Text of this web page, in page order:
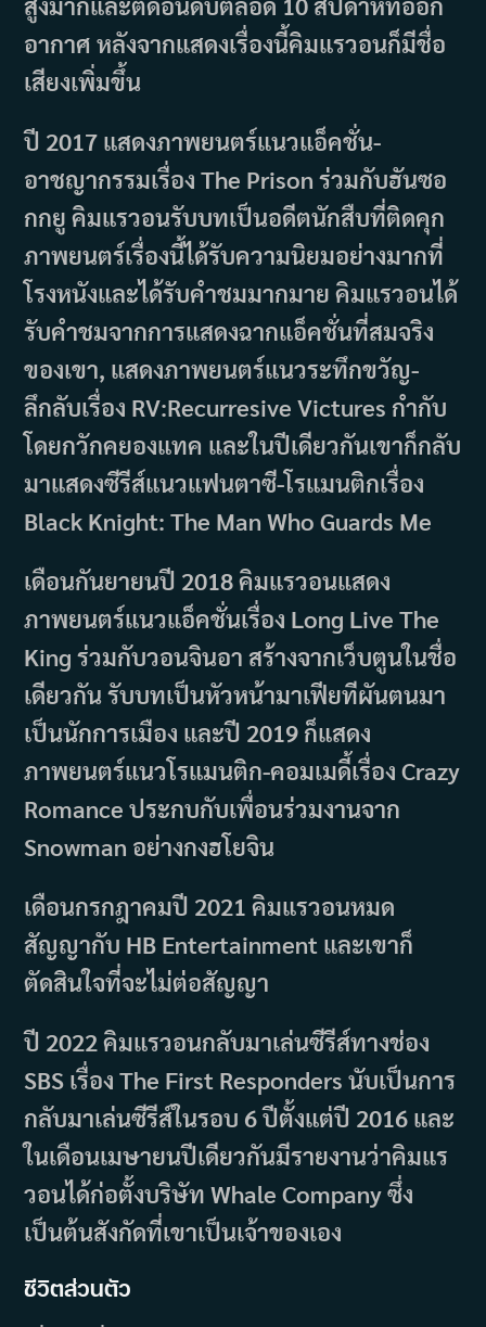
อากาศ หลังจากแสดงเรื่องนี้คิมแรวอนก็มีชื่อ
เสียงเพิ่มขึ้น
ปี 2017 แสดงภาพยนตร์แนวแอ็คชั่น-
อาชญากรรมเรื่อง The Prison ร่วมกับฮันซอ
กกยู คิมแรวอนรับบทเป็นอดีตนักสืบที่ติดคุก
ภาพยนตร์เรื่องนี้ได้รับความนิยมอย่างมากที่
โรงหนังและได้รับคำชมมากมาย คิมแรวอนได้
รับคำชมจากการแสดงฉากแอ็คชั่นที่สมจริง
ของเขา, แสดงภาพยนตร์แนวระทึกขวัญ-
ลึกลับเรื่อง RV:Recurresive Victures กำกับ
โดยกวักคยองแทค และในปีเดียวกันเขาก็กลับ
มาแสดงซีรีส์แนวแฟนตาซี-โรแมนติกเรื่อง
Black Knight: The Man Who Guards Me
เดือนกันยายนปี 2018 คิมแรวอนแสดง
ภาพยนตร์แนวแอ็คชั่นเรื่อง Long Live The
King ร่วมกับวอนจินอา สร้างจากเว็บตูนในชื่อ
เดียวกัน รับบทเป็นหัวหน้ามาเฟียทีผันตนมา
เป็นนักการเมือง และปี 2019 ก็แสดง
ภาพยนตร์แนวโรแมนติก-คอมเมดี้เรื่อง Crazy
Romance ประกบกับเพื่อนร่วมงานจาก
Snowman อย่างกงฮโยจิน
เดือนกรกฎาคมปี 2021 คิมแรวอนหมด
สัญญากับ HB Entertainment และเขาก็
ตัดสินใจที่จะไม่ต่อสัญญา
ปี 2022 คิมแรวอนกลับมาเล่นซีรีส์ทางช่อง
SBS เรื่อง The First Responders นับเป็นการ
กลับมาเล่นซีรีส์ในรอบ 6 ปีตั้งแต่ปี 2016 และ
ในเดือนเมษายนปีเดียวกันมีรายงานว่าคิมแร
วอนได้ก่อตั้งบริษัท Whale Company ซึ่ง
เป็นต้นสังกัดที่เขาเป็นเจ้าของเอง
ชีวิตส่วนตัว